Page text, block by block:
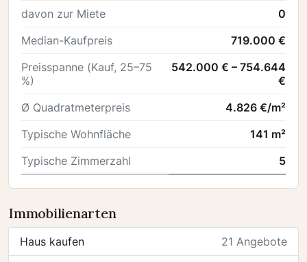
davon zur Miete
0
Median-Kaufpreis
719.000 €
Preisspanne (Kauf, 25–75
%)
542.000 € – 754.644
€
Ø Quadratmeterpreis
4.826 €/m²
Typische Wohnfläche
141 m²
Typische Zimmerzahl
5
Immobilienarten
Haus kaufen 21 Angebote